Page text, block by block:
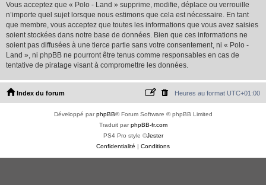
Vous acceptez que « Polo - Land » supprime, modifie, déplace ou verrouille
n’importe quel sujet lorsque nous estimons que cela est nécessaire. En tant
que membre, vous acceptez que toutes les informations que vous avez saisies
soient stockées dans notre base de données. Bien que ces informations ne
soient pas diffusées à une tierce partie sans votre consentement, ni « Polo -
Land », ni phpBB ne pourront être tenus comme responsables en cas de
tentative de piratage visant à compromettre les données.
Index du forum Heures au format UTC+01:00
Développé parphpBB® Forum Software © phpBB Limited
Traduit parphpBB-fr.com
PS4 Pro style ©Jester
Confidentialité | Conditions